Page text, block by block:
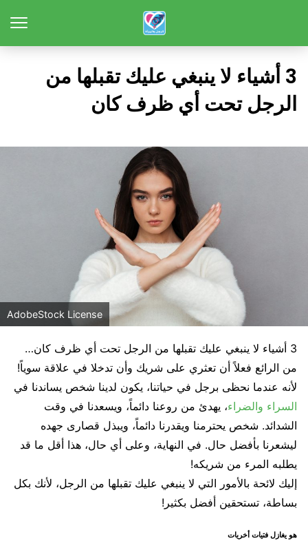
3 أشياء لا ينبغي عليك تقبلها من
الرجل تحت أي ظرف كان
AdobeStock License
3 أشياء لا ينبغي عليك تقبلها من الرجل تحت أي ظرف كان…
من الرائع فعلاً أن تعثري على شريك وأن تدخلا في علاقة سوياً!
لأنه عندما نحظى برجل في حياتنا، يكون لدينا شخص يساندنا في
السراء والضراء، يهدئ من روعنا دائماً، ويسعدنا في وقت
الشدائد. شخص يحترمنا ويقدرنا دائماً، ويبذل قصارى جهده
ليشعرنا بأفضل حال. في النهاية، وعلى أي حال، هذا أقل ما قد
يطلبه المرء من شريكه!
إليك لائحة بالأمور التي لا ينبغي عليك تقبلها من الرجل، لأنك بكل
بساطة، تستحقين أفضل بكثير!
هو يغازل فتيات أخريات